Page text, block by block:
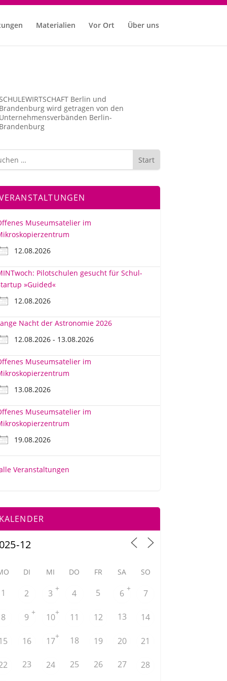
Materialien Vor Ort Über uns
Berlin und
Brandenburg wird getragen von den
Unternehmens­verbänden Berlin-
Brandenburg
Start
Museumsatelier im
12.08.2026
Pilotschulen gesucht für Schul-
»Guided«
12.08.2026
Nacht der Astronomie 2026
12.08.2026 - 13.08.2026
Museumsatelier im
13.08.2026
Museumsatelier im
19.08.2026
Veranstaltungen
KALENDER
DI MI DO FR SA SO
1 2 3 + 4 5 6 + 7
8 9 + 10+ 11 12 13 14
16 17+ 18 19 20 21
23 24 25 26 27 28